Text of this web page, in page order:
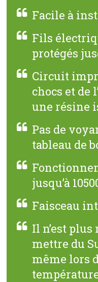
Facile à
Fils
protégés
Circuit
chocs et de
une résine
Pas de
tableau de
jusqu’à
Faisceau
Il n’est plus
mettre du
même lors